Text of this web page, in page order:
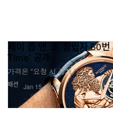
패션
제이 콥 앤 코, 창립자 60
Time’ 공개
가격은 “요청 시 공개.”
Jan 15, 2026